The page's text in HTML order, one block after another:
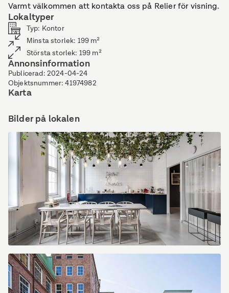
Varmt välkommen att kontakta oss på Relier för visning.
Lokaltyper
Typ: Kontor
Minsta storlek: 199 m²
Största storlek: 199 m²
Annonsinformation
Publicerad: 2024-04-24
Objektsnummer:41974982
Karta
Bilder på lokalen
Sofierogatan
3